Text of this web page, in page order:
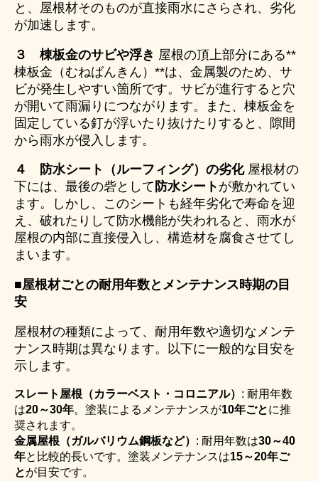
と、屋根材そのものが直接雨水にさらされ、劣化
が加速します。
３ 棟板金のサビや浮き 屋根の頂上部分にある**
棟板金（むねばんきん）**は、金属製のため、サ
ビが発生しやすい箇所です。サビが進行すると穴
が開いて雨漏りにつながります。また、棟板金を
固定している釘が浮いたり抜けたりすると、隙間
から雨水が侵入します。
４ 防水シート（ルーフィング）の劣化屋根材の
下には、最後の砦として 防水シート が敷かれてい
ます。しかし、このシートも経年劣化で寿命を迎
え、破れたりして防水機能が失われると、雨水が
屋根の内部に直接侵入し、構造材を腐食させてし
まいます。
■屋根材ごとの耐用年数とメンテナンス時期の目
安
屋根材の種類によって、耐用年数や適切なメンテ
ナンス時期は異なります。以下に一般的な目安を
示します。
スレート屋根（カラーベスト・コロニアル） : 耐用年数
は20～30年。塗装によるメンテナンスが10年ごとに推
奨されます。
金属屋根（ガルバリウム鋼板など） : 耐用年数は30～40
年と比較的長いです。塗装メンテナンスは15～20年ご
とが目安です。